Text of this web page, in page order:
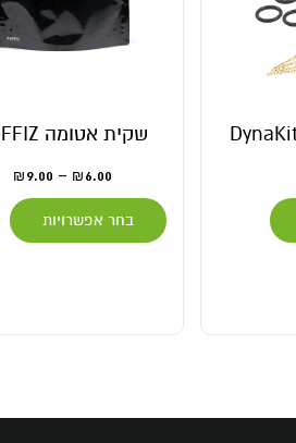
שקית אטומה PUFFIZ
₪6.00
–
₪9.00
בחר אפשרויות